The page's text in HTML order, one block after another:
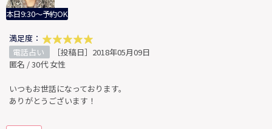
本日9:30～予約OK
満足度：
電話占い
［投稿日］2018年05月09日
匿名 / 30代 女性
いつもお世話になっております。
ありがとうございます！